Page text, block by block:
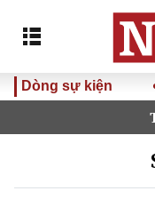
Dòng sự kiệnKỳ họp